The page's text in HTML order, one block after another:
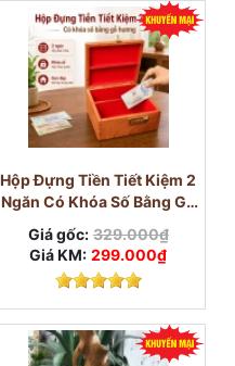
Hộp Đựng Tiền Tiết Kiệm 2
Ngăn Có Khóa Số Bằng Gỗ
Hương
Giá gốc: 329.000₫
Giá KM: 299.000₫